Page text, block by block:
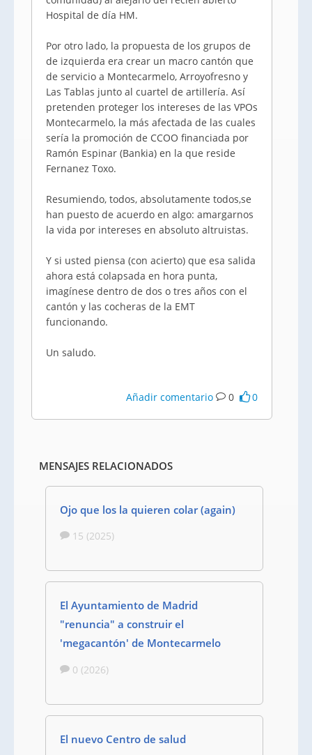
Hospital de día HM.
Por otro lado, la propuesta de los grupos de
de izquierda era crear un macro cantón que
de servicio a Montecarmelo, Arroyofresno y
Las Tablas junto al cuartel de artillería. Así
pretenden proteger los intereses de las VPOs
Montecarmelo, la más afectada de las cuales
sería la promoción de CCOO financiada por
Ramón Espinar (Bankia) en la que reside
Fernanez Toxo.
Resumiendo, todos, absolutamente todos,se
han puesto de acuerdo en algo: amargarnos
la vida por intereses en absoluto altruistas.
Y si usted piensa (con acierto) que esa salida
ahora está colapsada en hora punta,
imagínese dentro de dos o tres años con el
cantón y las cocheras de la EMT
funcionando.
Un saludo.
Añadir comentario 0 0
MENSAJES RELACIONADOS
Ojo que los la quieren colar (again)
15 (2025)
El Ayuntamiento de Madrid
"renuncia" a construir el
'megacantón' de Montecarmelo
0 (2026)
El nuevo Centro de salud